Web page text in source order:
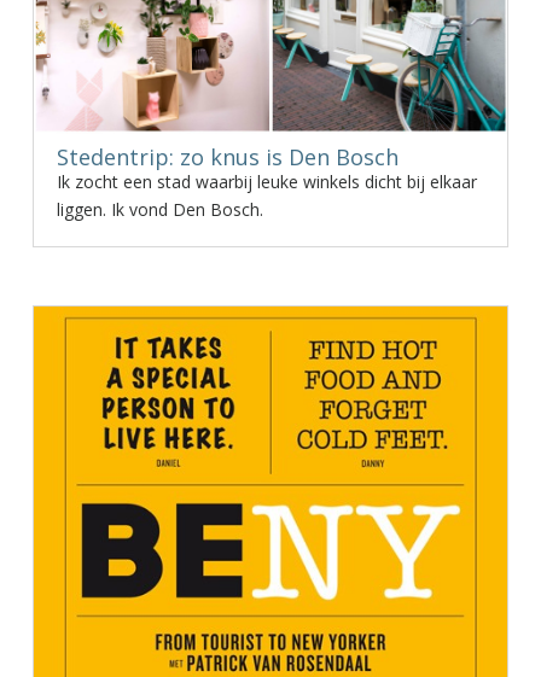
Stedentrip: zo knus is Den Bosch
Ik zocht een stad waarbij leuke winkels dicht bij elkaar
liggen. Ik vond Den Bosch.